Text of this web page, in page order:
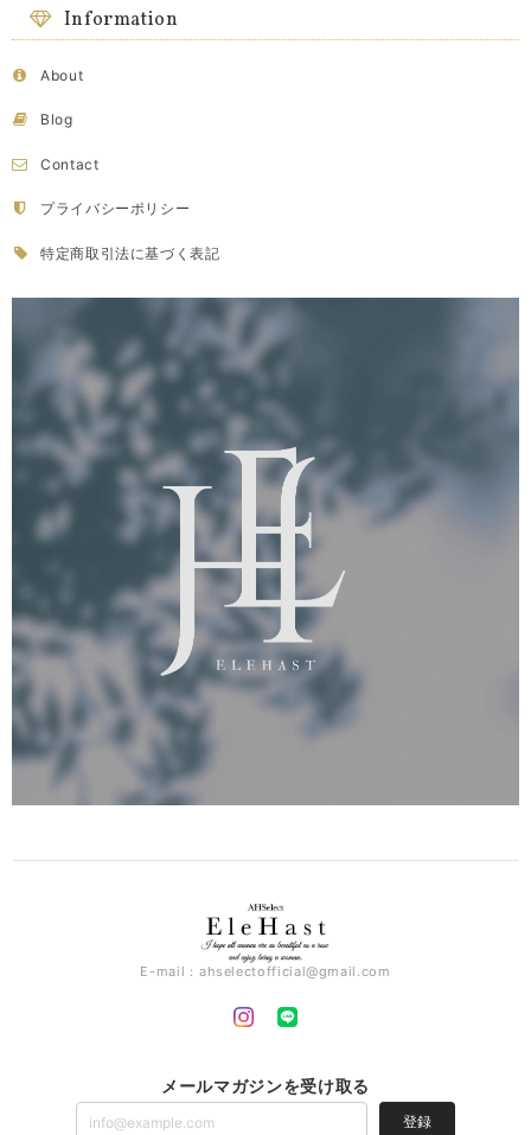
Information
About
Blog
Contact
プライバシーポリシー
特定商取引法に基づく表記
E-mail： ahselectofficial@gmail.com
メールマガジンを受け取る
登録